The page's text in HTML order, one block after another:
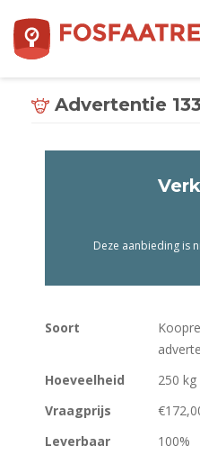
Advertentie
Soort
Hoeveelheid
250 kg
Vraagprijs
Leverbaar
100%
Deze aanbieding is